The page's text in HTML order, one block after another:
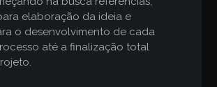
elaboração da ideia e
o desenvolvimento de cada
até a finalização total